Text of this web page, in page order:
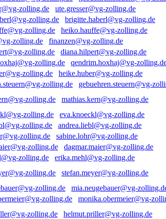
ute.gresser@vg-zolling.de
brigitte.haberl@vg-zolling.de
heiko.hauffe@vg-zolling.de
finanzen@vg-zolling.de
diana.hilpert@vg-zolling.de
qendrim.hoxhaj@vg-
heike.huber@vg-zolling.de
gebuehren.steuern@vg-
mathias.kern@vg-zolling.de
eva.knoeckl@vg-zolling.de
andrea.liebl@vg-zolling.de
sabine.lohr@vg-zolling.de
dagmar.maier@vg-zolling.de
erika.mehl@vg-zolling.de
stefan.meyer@vg-zolling.de
mia.neugebauer@vg-
monika.obermeier@vg-
helmut.priller@vg-zolling.de